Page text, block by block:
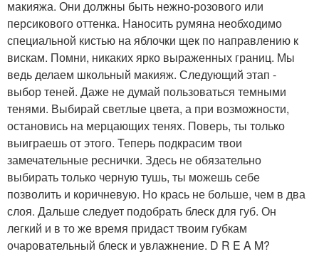
макияжа. Они должны быть нежно-розового или
персикового оттенка. Наносить румяна необходимо
специальной кистью на яблочки щек по направлению к
вискам. Помни, никаких ярко выраженных границ. Мы
ведь делаем школьный макияж. Следующий этап -
выбор теней. Даже не думай пользоваться темными
тенями. Выбирай светлые цвета, а при возможности,
остановись на мерцающих тенях. Поверь, ты только
выиграешь от этого. Теперь подкрасим твои
замечательные реснички. Здесь не обязательно
выбирать только черную тушь, ты можешь себе
позволить и коричневую. Но крась не больше, чем в два
слоя. Дальше следует подобрать блеск для губ. Он
легкий и в то же время придаст твоим губкам
очаровательный блеск и увлажнение. D R E A M?